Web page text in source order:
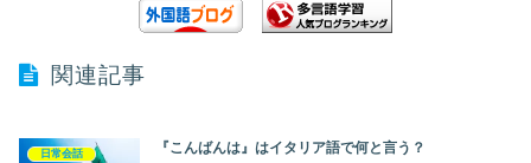
関連記事
日常会話 『こんばんは』はイタリア語で何と言う？